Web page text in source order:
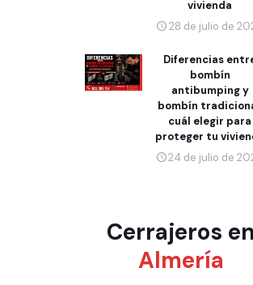
vivienda
28 de julio de
Diferencias
bombín
antibumping y
bombín
cuál elegir para
proteger tu
24 de julio de
Cerrajeros en
Almería